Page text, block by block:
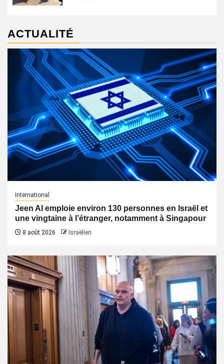
ACTUALITÉ
International
Jeen AI emploie environ 130 personnes en Israël et
une vingtaine à l’étranger, notamment à Singapour
8 août 2026 Israëlien